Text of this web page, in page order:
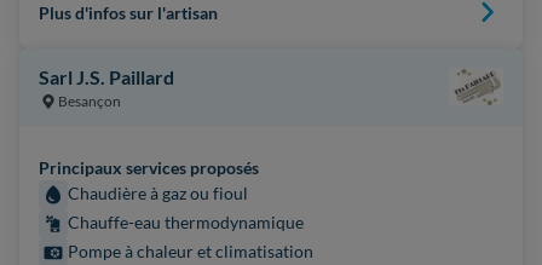
Plus d'infos sur l'artisan
Sarl J.S. Paillard
Besançon
Principaux services proposés
Chaudière à gaz ou fioul
Chauffe-eau thermodynamique
Pompe à chaleur et climatisation